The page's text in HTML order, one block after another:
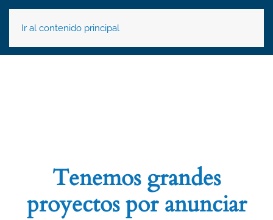
Ir al contenido principal
Tenemos grandes
proyectos por anunciar